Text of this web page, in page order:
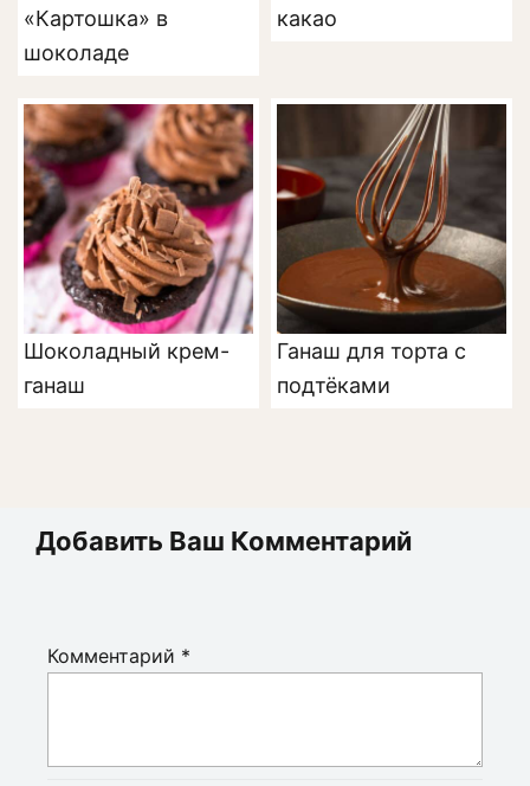
«Картошка» в
шоколаде
какао
Шоколадный крем-
ганаш
Ганаш для торта с
подтёками
Добавить Ваш Комментарий
Комментарий *